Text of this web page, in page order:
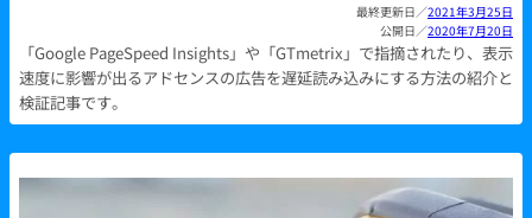
2021年3月25日
2020年7月20日
「Google PageSpeed Insights」や「GTmetrix」で指摘されたり、表示
速度に影響が出るアドセンスの広告を遅延読み込みにする方法の紹介と
検証記事です。